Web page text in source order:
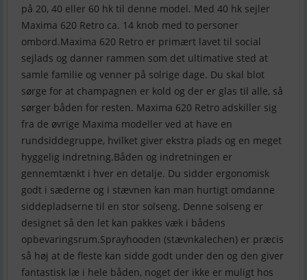
på 20, 40 eller 60 hk til denne model. Med 40 hk sejler
Maxima 620 Retro ca. 14 knob med to personer
ombord.Maxima 620 Retro er primært lavet til social
sejlads og danner rammen som det ultimative sted at
samle familie og venner på solrige dage. Du skal blot
sørge for at champagnen er kold og der er glas til alle, så
sørger båden for resten. Maxima 620 Retro adskiller sig
fra de øvrige Maxima modeller ved at have en
rundsiddegruppe, hvilket giver ekstra plads og en meget
hyggelig indretning.Båden og indretningen er
gennemtænkt i hver en detalje. Du sidder ergonomisk
godt i sæderne og i stævnen kan man hurtigt omdanne
siddepladserne til en stor solseng. Denne solseng er
designet så den let kan pakkes væk i bådens
opbevaringsrum.Sprayhooden (stævnkalechen) er præcis
så høj at de fleste kan sidde godt under den og den giver
fantastisk læ i hele båden, noget der ikke er muligt hos